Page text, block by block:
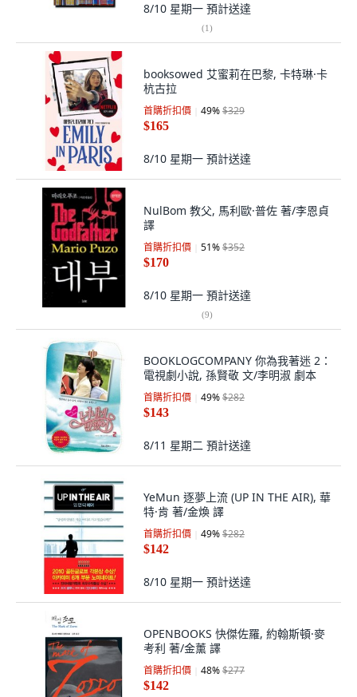
8/10 星期一 預計送達
(1)
booksowed 艾蜜莉在巴黎, 卡特琳·卡
杭古拉
首購折扣價 49%$329
$165
8/10 星期一 預計送達
NulBom 教父, 馬利歐·普佐 著/李恩貞
譯
首購折扣價 51%$352
$170
8/10 星期一 預計送達
(9)
BOOKLOGCOMPANY 你為我著迷 2：
電視劇小說, 孫賢敬 文/李明淑 劇本
首購折扣價 49%$282
$143
8/11 星期二 預計送達
YeMun 逐夢上流 (UP IN THE AIR), 華
特·肯 著/金煥 譯
首購折扣價 49%$282
$142
8/10 星期一 預計送達
OPENBOOKS 快傑佐羅, 約翰斯頓·麥
考利 著/金薰 譯
首購折扣價 48%$277
$142